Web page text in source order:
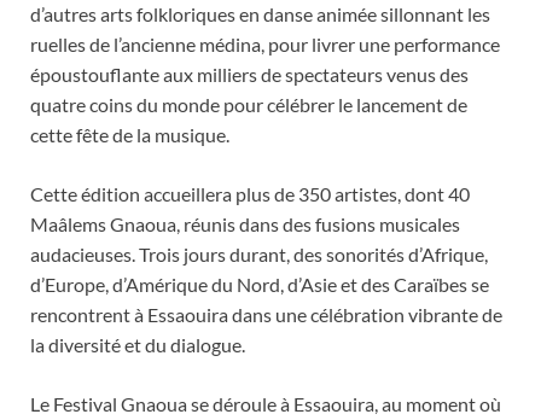
d’autres arts folkloriques en danse animée sillonnant les
ruelles de l’ancienne médina, pour livrer une performance
époustouflante aux milliers de spectateurs venus des
quatre coins du monde pour célébrer le lancement de
cette fête de la musique.
Cette édition accueillera plus de 350 artistes, dont 40
Maâlems Gnaoua, réunis dans des fusions musicales
audacieuses. Trois jours durant, des sonorités d’Afrique,
d’Europe, d’Amérique du Nord, d’Asie et des Caraïbes se
rencontrent à Essaouira dans une célébration vibrante de
la diversité et du dialogue.
Le Festival Gnaoua se déroule à Essaouira, au moment où